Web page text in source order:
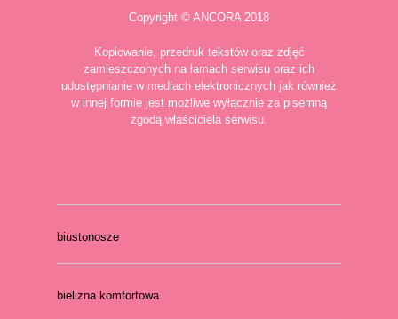
Copyright © ANCORA 2018
Kopiowanie, przedruk tekstów oraz zdjęć
zamieszczonych na łamach serwisu oraz ich
udostępnianie w mediach elektronicznych jak również
w innej formie jest możliwe wyłącznie za pisemną
zgodą właściciela serwisu.
biustonosze
bielizna komfortowa